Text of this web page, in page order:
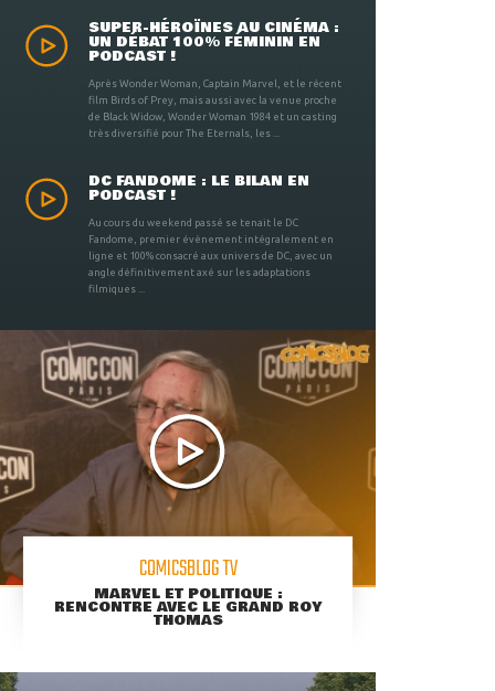
SUPER-HÉROÏNES AU CINÉMA :
UN DÉBAT 100% FÉMININ EN
PODCAST !
Après Wonder Woman, Captain Marvel, et le récent
film Birds of Prey, mais aussi avec la venue proche
de Black Widow, Wonder Woman 1984 et un casting
très diversifié pour The Eternals, les ...
DC FANDOME : LE BILAN EN
PODCAST !
Au cours du weekend passé se tenait le DC
Fandome, premier évènement intégralement en
ligne et 100% consacré aux univers de DC, avec un
angle définitivement axé sur les adaptations
filmiques ...
COMICSBLOG TV
MARVEL ET POLITIQUE :
RENCONTRE AVEC LE GRAND ROY
THOMAS